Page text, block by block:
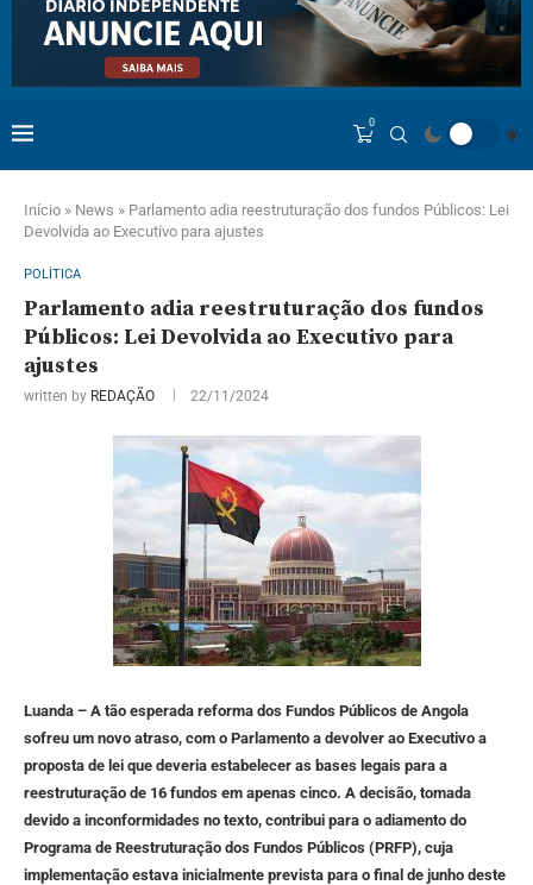
0
Início » News » Parlamento adia reestruturação dos fundos Públicos: Lei
Devolvida ao Executivo para ajustes
POLÍTICA
Parlamento adia reestruturação dos fundos
Públicos: Lei Devolvida ao Executivo para
ajustes
written by REDAÇÃO 22/11/2024
Luanda – A tão esperada reforma dos Fundos Públicos de Angola
sofreu um novo atraso, com o Parlamento a devolver ao Executivo a
proposta de lei que deveria estabelecer as bases legais para a
reestruturação de 16 fundos em apenas cinco. A decisão, tomada
devido a inconformidades no texto, contribui para o adiamento do
Programa de Reestruturação dos Fundos Públicos (PRFP), cuja
implementação estava inicialmente prevista para o final de junho deste